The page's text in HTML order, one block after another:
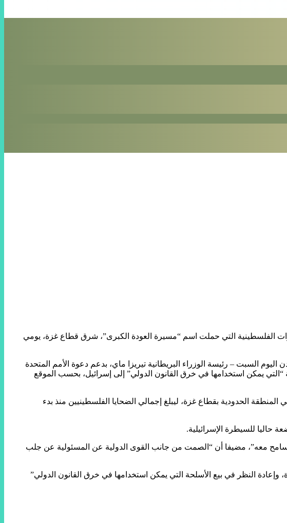
28 فلسطينيا على الأقل، خلال قمعها للمظاهرات الفلسطينية التي حملت اسم “مسيرة العودة الكبرى”، شرق قطاع غزة، يومي
السبت – رئيسة الوزراء البريطانية تيريزا ماي، بدعم دعوة الأمم المتحدة
يمكن استخدامها في خرق القانون الدولي” إلى إسرائيل، بحسب الموقع
المنطقة الحدودية بقطاع غزة، ليبلغ إجمالي الضحايا الفلسطينيين منذ بدء
حاليا للسيطرة الإسرائيلية.
معه”، مضيفا أن “الصمت من جانب القوى الدولية عن المسئولية عن جلب
النظر في بيع الأسلحة التي يمكن استخدامها في خرق القانون الدولي”